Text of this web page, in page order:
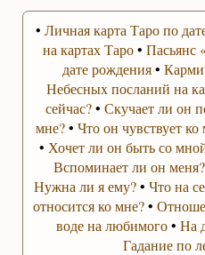
• Личная карта Таро по
на картах Таро• Пасьянс
дате рождения•
Небесных посланий на
сейчас?•Скучает ли он
мне?• Что он чувствует ко
• Хочет ли он быть со
Вспоминает ли он меня?
Нужна ли я ему?• Что на
относится ко мне?•
воде на любимого•На
Гадание по